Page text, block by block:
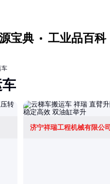
宝典 工业品百科
车
济宁祥瑞工程机械有限公司